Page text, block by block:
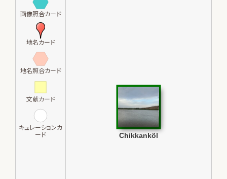
画像照合カード
地名カード
地名照合カード
文献カード
キュレーションカ
ード